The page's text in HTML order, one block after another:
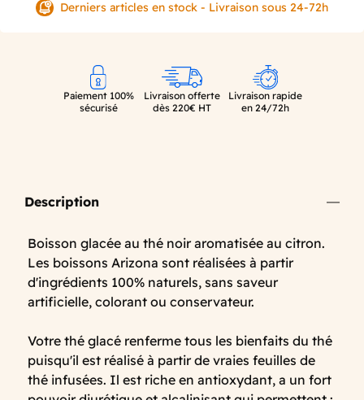
Derniers articles en stock - Livraison sous 24-72h
Paiement 100%
sécurisé
Livraison offerte
dès 220€ HT
Livraison rapide
en 24/72h
Description
Boisson glacée au thé noir aromatisée au citron.
Les boissons Arizona sont réalisées à partir
d'ingrédients 100% naturels, sans saveur
artificielle, colorant ou conservateur.
Votre thé glacé renferme tous les bienfaits du thé
puisqu'il est réalisé à partir de vraies feuilles de
thé infusées. Il est riche en antioxydant, a un fort